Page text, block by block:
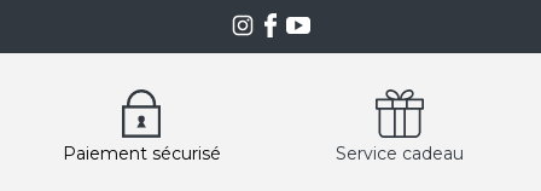
Paiement sécurisé Service cadeau